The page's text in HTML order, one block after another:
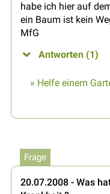
habe ich hier auf
ein Baum ist kein
MfG
Antworten (1)
» Helfe einem
Frage
20.07.2008 - Was